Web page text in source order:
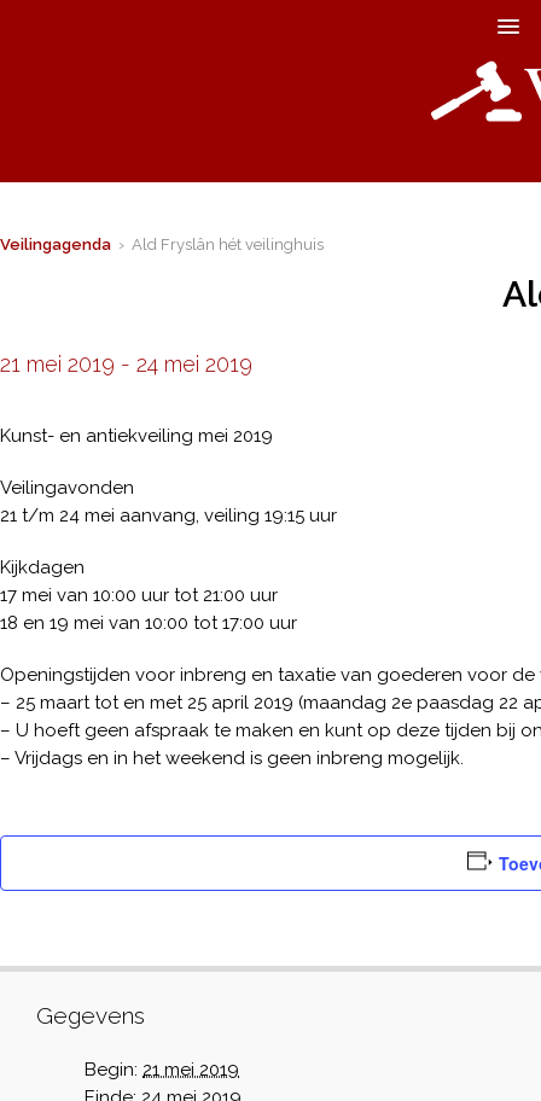
Veilingagenda › Ald Fryslân hét veilinghuis
21 mei 2019 - 24 mei 2019
Kunst- en antiekveiling mei 2019
Veilingavonden
21 t/m 24 mei aanvang, veiling 19:15 uur
Kijkdagen
17 mei van 10:00 uur tot 21:00 uur
18 en 19 mei van 10:00 tot 17:00 uur
Openingstijden voor inbreng en taxatie van goederen voor de
– 25 maart tot en met 25 april 2019 (maandag 2e paasdag 22
– U hoeft geen afspraak te maken en kunt op deze tijden bij
– Vrijdags en in het weekend is geen inbreng mogelijk.
Gegevens
Begin: 21 mei 2019